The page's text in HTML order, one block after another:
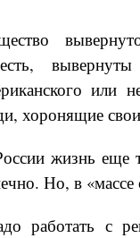
или
хоронящие
жизнь еще
Но, в
работать с